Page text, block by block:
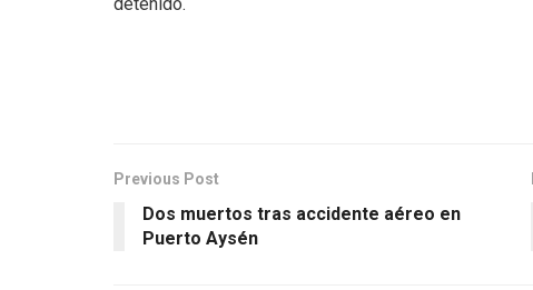
Previous Post
Dos muertos tras accidente aéreo en
Puerto Aysén